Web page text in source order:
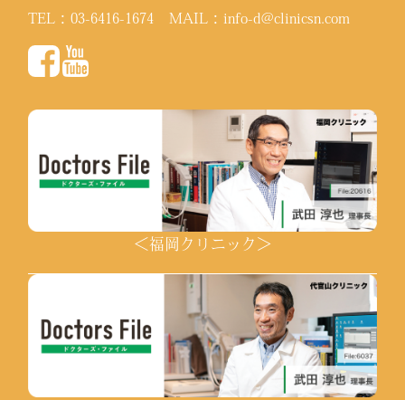
TEL：03-6416-1674 MAIL：info-d@clinicsn.com
＜福岡クリニック＞